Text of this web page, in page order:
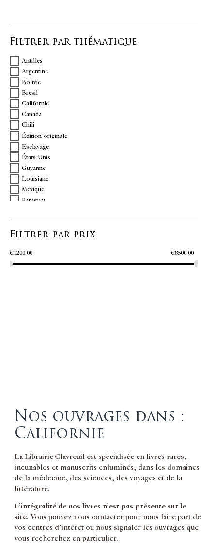
Filtrer par thématique
Antilles
Argentine
Bolivie
Brésil
Californie
Canada
Chili
Édition originale
Esclavage
États-Unis
Guyanne
Louisiane
Mexique
Paraguay
Virginie
Filtrer par prix
€1200.00 €8500.00
Nos ouvrages dans :
Californie
La Librairie Clavreuil est spécialisée en livres rares,
incunables et manuscrits enluminés, dans les domaines
de la médecine, des sciences, des voyages et de la
littérature.
L’intégralité de nos livres n’est pas présente sur le
site. Vous pouvez nous contacter pour nous faire part de
vos centres d’intérêt ou nous signaler les ouvrages que
vous recherchez en particulier.